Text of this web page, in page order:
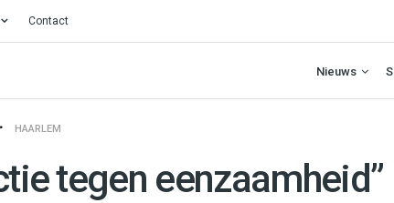
Contact
Nieuws
HAARLEM
tegen eenzaamheid”